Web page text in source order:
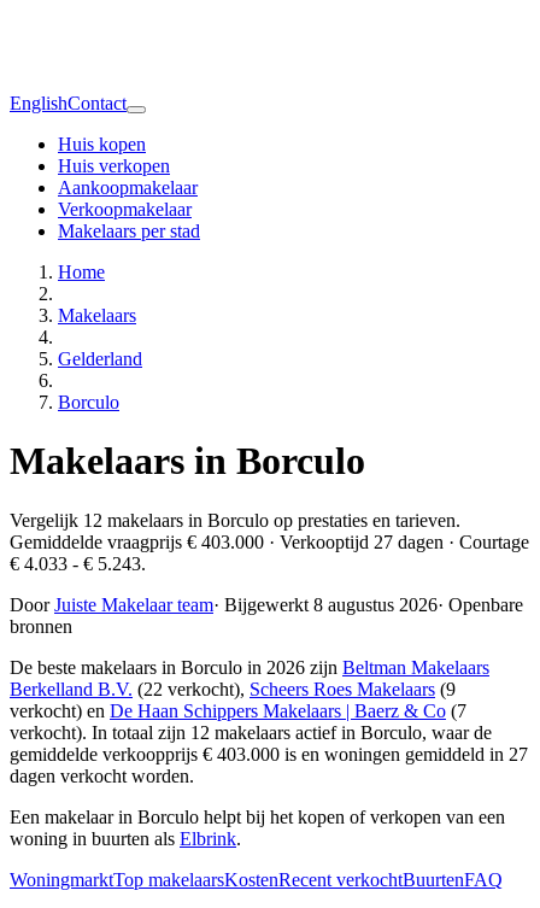
EnglishContact
Huis kopen
Huis verkopen
Aankoopmakelaar
Verkoopmakelaar
Makelaars per stad
Home
Makelaars
Gelderland
Borculo
Makelaars in Borculo
Vergelijk 12 makelaars in Borculo op prestaties en tarieven.
Gemiddelde vraagprijs € 403.000 · Verkooptijd 27 dagen · Courtage
€ 4.033 - € 5.243.
DoorJuiste Makelaar team· Bijgewerkt 8 augustus 2026· Openbare
bronnen
De beste makelaars in Borculo in 2026 zijn Beltman Makelaars
Berkelland B.V. (22 verkocht), Scheers Roes Makelaars (9
verkocht) en De Haan Schippers Makelaars | Baerz & Co (7
verkocht). In totaal zijn 12 makelaars actief in Borculo, waar de
gemiddelde verkoopprijs € 403.000 is en woningen gemiddeld in 27
dagen verkocht worden.
Een makelaar in Borculo helpt bij het kopen of verkopen van een
woning in buurten als Elbrink.
WoningmarktTop makelaarsKostenRecent verkochtBuurtenFAQ